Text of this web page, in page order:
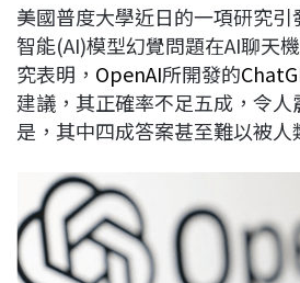
c
e
b
o
o
n
e
r
e
a
d
s
n
k
e
d
I
p
y
L
n
美國普度大學近日的一項研究
智能(AI)模型幻覺問題在AI聊天
究表明， OpenAI所開發的
建議，其正確率不足五成，令
是，其中四成答案甚至難以被人